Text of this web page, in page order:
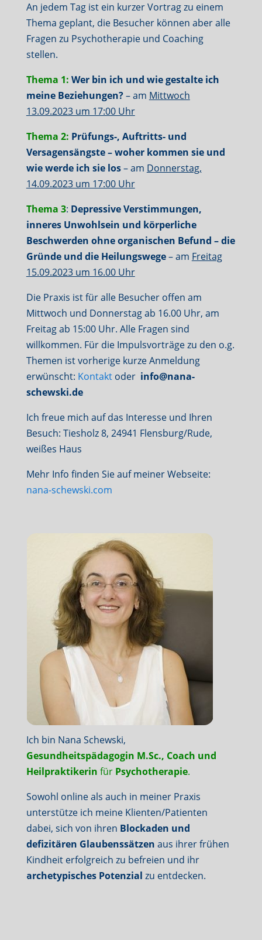
An jedem Tag ist ein kurzer Vortrag zu einem
Thema geplant, die Besucher können aber alle
Fragen zu Psychotherapie und Coaching
stellen.
Thema 1: Wer bin ich und wie gestalte ich
meine Beziehungen?– am Mittwoch
13.09.2023 um 17:00 Uhr
Thema 2: Prüfungs-, Auftritts- und
Versagensängste – woher kommen sie und
wie werde ich sie los– am Donnerstag,
14.09.2023 um 17:00 Uhr
Thema 3: Depressive Verstimmungen,
inneres Unwohlsein und körperliche
Beschwerden ohne organischen Befund – die
Gründe und die Heilungswege– am Freitag
15.09.2023 um 16.00 Uhr
Die Praxis ist für alle Besucher offen am
Mittwoch und Donnerstag ab 16.00 Uhr, am
Freitag ab 15:00 Uhr. Alle Fragen sind
willkommen. Für die Impulsvorträge zu den o.g.
Themen ist vorherige kurze Anmeldung
erwünscht: Kontaktoder info@nana-
schewski.de
Ich freue mich auf das Interesse und Ihren
Besuch: Tiesholz 8, 24941 Flensburg/Rude,
weißes Haus
Mehr Info finden Sie auf meiner Webseite:
nana-schewski.com
Ich bin Nana Schewski,
Gesundheitspädagogin M.Sc., Coach und
Heilpraktikerin für Psychotherapie.
Sowohl online als auch in meiner Praxis
unterstütze ich meine Klienten/Patienten
dabei, sich von ihren Blockaden und
defizitären Glaubenssätzen aus ihrer frühen
Kindheit erfolgreich zu befreien und ihr
archetypisches Potenzial zu entdecken.